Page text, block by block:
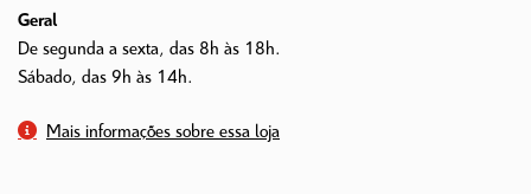
Geral
De segunda a sexta, das 8h às 18h.
Sábado, das 9h às 14h.
Mais informações sobre essa loja